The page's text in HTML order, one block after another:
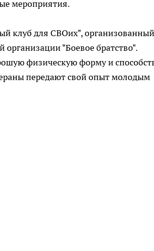
мероприятия.
клуб для СВОих", организованный
организации "Боевое братство".
физическую форму и
передают свой опыт молодым